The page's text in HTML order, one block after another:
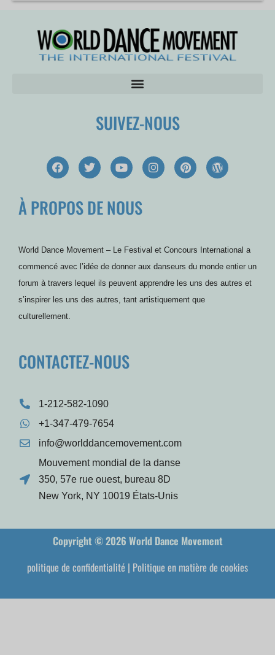
SUIVEZ-NOUS
F
a
c
b
o
T
w
i
t
e
Y
o
u
u
b
I
n
s
m
P
i
n
t
W
o
r
s
À PROPOS DE NOUS
World Dance Movement – Le Festival et Concours International a
commencé avec l’idée de donner aux danseurs du monde entier un
forum à travers lequel ils peuvent apprendre les uns des autres et
s’inspirer les uns des autres, tant artistiquement que
culturellement.
CONTACTEZ-NOUS
1-212-582-1090
+1-347-479-7654
info@worlddancemovement.com
Mouvement mondial de la danse
350, 57e rue ouest, bureau 8D
New York, NY 10019 États-Unis
Copyright © 2026 World Dance Movement
politique de confidentialité | Politique en matière de cookies